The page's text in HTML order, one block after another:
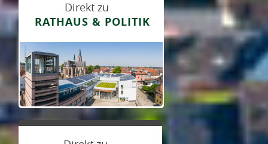
Direkt zu
RATHAUS & POLITIK